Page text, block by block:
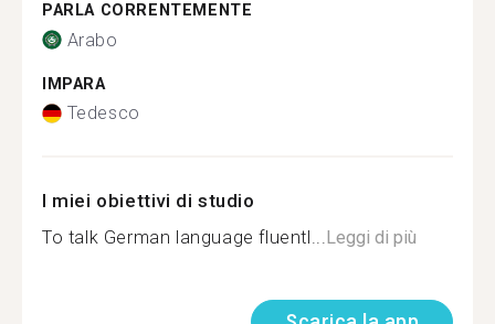
PARLA CORRENTEMENTE
Arabo
IMPARA
Tedesco
I miei obiettivi di studio
To talk German language fluentl...Leggi di più